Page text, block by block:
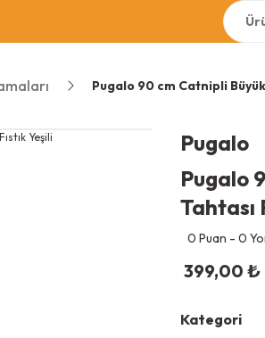
Pugalo 90 cm Catnipli
Pugalo
Pugalo
Tahtası
0 Puan - 0
399,00 ₺
Kategori